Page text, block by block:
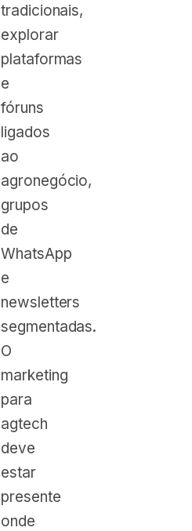
tradicionais,
explorar
plataformas
e
fóruns
ligados
ao
agronegócio,
grupos
de
WhatsApp
e
newsletters
segmentadas.
O
marketing
para
agtech
deve
estar
presente
onde